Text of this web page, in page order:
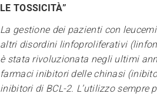
LE TOSSICITÀ”
La gestione dei pazienti con
altri disordini linfoproliferativi
è stata rivoluzionata negli ultimi
farmaci inibitori delle chinasi
inibitori di BCL-2. L’utilizzo sempre